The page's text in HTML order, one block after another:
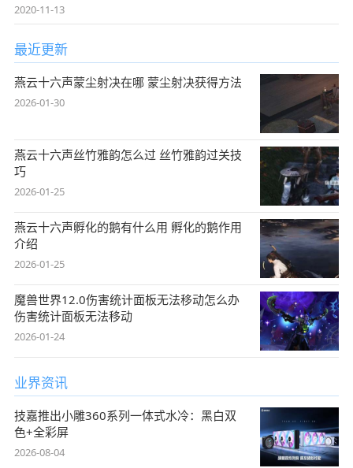
2020-11-13
最近更新
燕云十六声蒙尘射决在哪 蒙尘射决获得方法
2026-01-30
燕云十六声丝竹雅韵怎么过 丝竹雅韵过关技
巧
2026-01-25
燕云十六声孵化的鹅有什么用 孵化的鹅作用
介绍
2026-01-25
魔兽世界12.0伤害统计面板无法移动怎么办
伤害统计面板无法移动
2026-01-24
业界资讯
技嘉推出小雕360系列一体式水冷：黑白双
色+全彩屏
2026-08-04